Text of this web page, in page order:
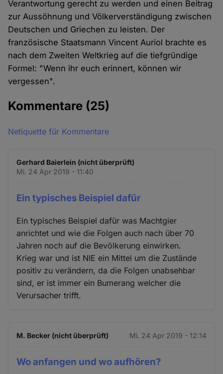
Verantwortung gerecht zu werden und einen Beitrag
zur Aussöhnung und Völkerverständigung zwischen
Deutschen und Griechen zu leisten. Der
französische Staatsmann Vincent Auriol brachte es
nach dem Zweiten Weltkrieg auf die tiefgründige
Formel: "Wenn ihr euch erinnert, können wir
vergessen".
Kommentare (25)
Netiquette für Kommentare
Gerhard Baierlein (nicht überprüft)
Mi. 24 Apr 2019 - 11:40
Ein typisches Beispiel dafür
Ein typisches Beispiel dafür was Machtgier
anrichtet und wie die Folgen auch nach über 70
Jahren noch auf die Bevölkerung einwirken.
Krieg war und ist NIE ein Mittel um die Zustände
positiv zu verändern, da die Folgen unabsehbar
sind, er ist immer ein Bumerang welcher die
Verursacher trifft.
M. Becker (nicht überprüft) Mi. 24 Apr 2019 - 12:14
Wo anfangen und wo aufhören?